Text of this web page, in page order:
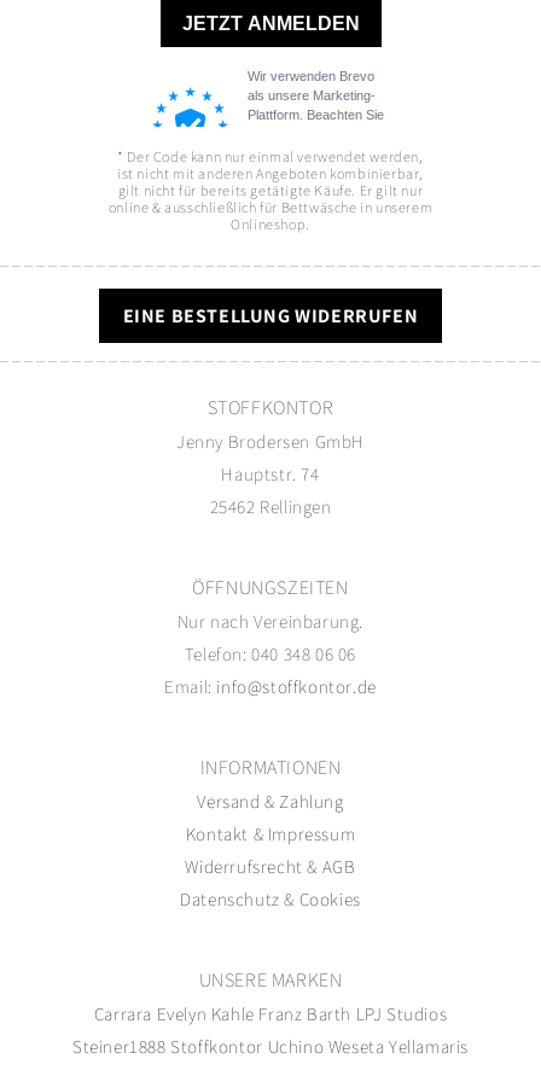
* Der Code kann nur einmal verwendet werden,
ist nicht mit anderen Angeboten kombinierbar,
gilt nicht für bereits getätigte Käufe. Er gilt nur
online & ausschließlich für Bettwäsche in unserem
Onlineshop.
EINE BESTELLUNG WIDERRUFEN
STOFFKONTOR
Jenny Brodersen GmbH
Hauptstr. 74
25462 Rellingen
ÖFFNUNGSZEITEN
Nur nach Vereinbarung.
Telefon: 040 348 06 06
Email: info@stoffkontor.de
INFORMATIONEN
Versand & Zahlung
Kontakt & Impressum
Widerrufsrecht & AGB
Datenschutz & Cookies
UNSERE MARKEN
Carrara Evelyn Kahle Franz Barth LPJ Studios
Steiner1888 Stoffkontor Uchino Weseta Yellamaris